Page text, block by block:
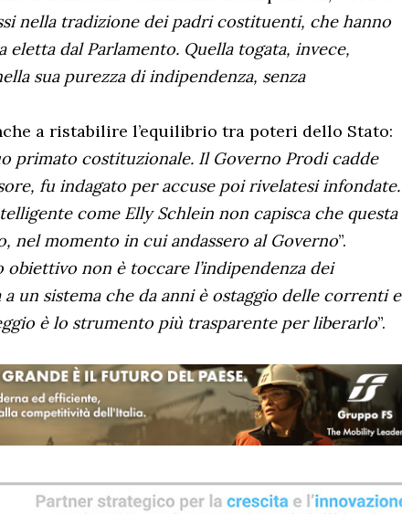
nella tradizione dei padri costituenti, che hanno
dal Parlamento. Quella togata, invece,
sua purezza di indipendenza, senza
a ristabilire l’equilibrio tra poteri dello Stato:
primato costituzionale. Il Governo Prodi cadde
fu indagato per accuse poi rivelatesi infondate.
come Elly Schlein non capisca che questa
nel momento in cui andassero al Governo”.
obiettivo non è toccare l’indipendenza dei
un sistema che da anni è ostaggio delle correnti e
è lo strumento più trasparente per liberarlo”.